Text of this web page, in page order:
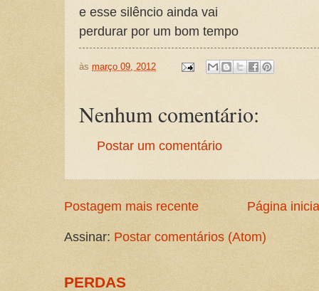
e esse silêncio ainda vai
perdurar por um bom tempo
às março 09, 2012
Nenhum comentário:
Postar um comentário
Postagem mais recente Página
Assinar: Postar comentários (Atom)
PERDAS